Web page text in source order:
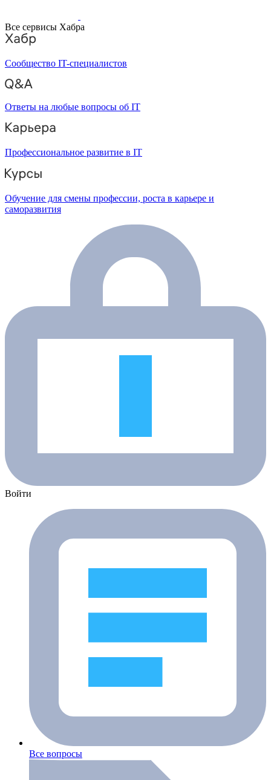
Все сервисы Хабра
Сообщество IT-специалистов
Ответы на любые вопросы об IT
Профессиональное развитие в IT
Обучение для смены профессии, роста в карьере и
саморазвития
Войти
Все вопросы